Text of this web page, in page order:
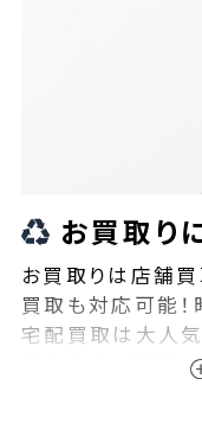
お買取り
お買取りは店舗
買取も対応可能
宅配買取は大人
事前査定が可能